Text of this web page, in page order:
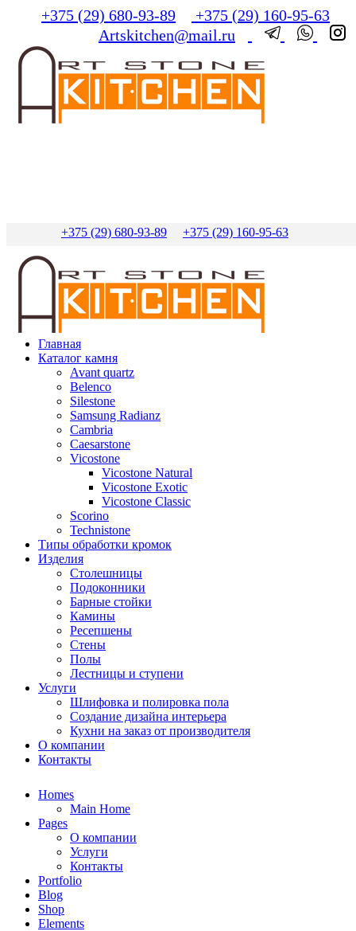
+375 (29) 680-93-89
+375 (29) 160-95-63
Artskitchen@mail.ru
+375 (29) 680-93-89 +375 (29) 160-95-63
Главная
Каталог камня
Avant quartz
Belenco
Silestone
Samsung Radianz
Сambria
Сaesarstone
Vicostone
Vicostone Natural
Vicostone Exotic
Vicostone Classic
Scorino
Technistone
Типы обработки кромок
Изделия
Столешницы
Подоконники
Барные стойки
Камины
Ресепшены
Стены
Полы
Лестницы и ступени
Услуги
Шлифовка и полировка пола
Создание дизайна интерьера
Кухни на заказ от производителя
О компании
Контакты
Homes
Main Home
Pages
О компании
Услуги
Контакты
Portfolio
Blog
Shop
Elements